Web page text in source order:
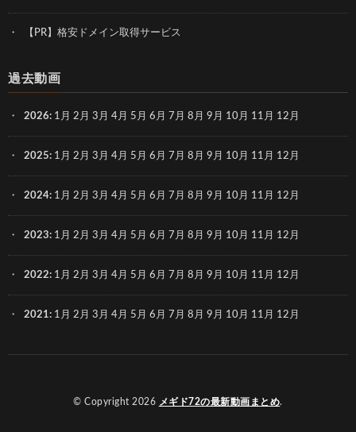
【PR】格安ドメイン取得サービス
過去動画
2026: 1月 2月 3月 4月 5月 6月 7月 8月 9月 10月 11月 12月
2025: 1月 2月 3月 4月 5月 6月 7月 8月 9月 10月 11月 12月
2024: 1月 2月 3月 4月 5月 6月 7月 8月 9月 10月 11月 12月
2023: 1月 2月 3月 4月 5月 6月 7月 8月 9月 10月 11月 12月
2022: 1月 2月 3月 4月 5月 6月 7月 8月 9月 10月 11月 12月
2021: 1月 2月 3月 4月 5月 6月 7月 8月 9月 10月 11月 12月
© Copyright 2026 メギド72の最新動画まとめ.